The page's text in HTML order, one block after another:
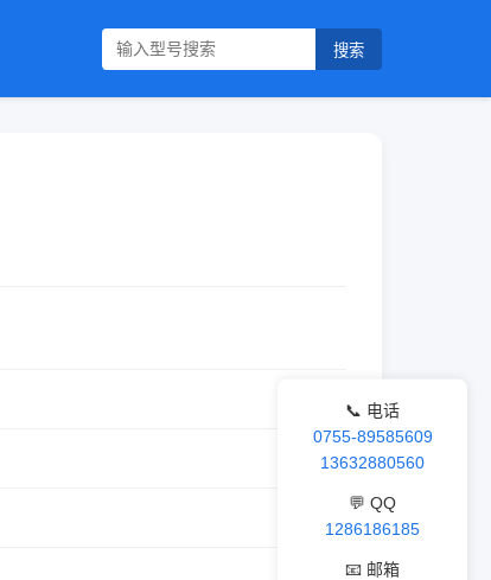
搜索
📞 电话
0755-89585609
13632880560
💬 QQ
1286186185
📧 邮箱